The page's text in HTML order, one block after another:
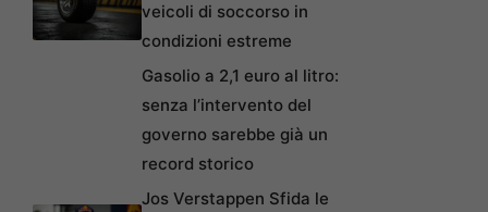
veicoli di soccorso in
condizioni estreme
Gasolio a 2,1 euro al litro:
senza l’intervento del
governo sarebbe già un
record storico
Jos Verstappen Sfida le